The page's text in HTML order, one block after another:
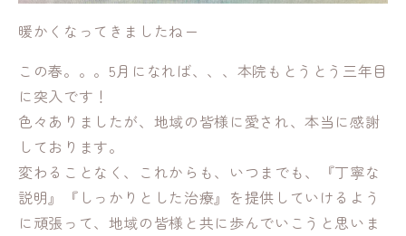
暖かくなってきましたねー
この春。。。5月になれば、、、本院もとうとう三年目
に突入です！
色々ありましたが、地域の皆様に愛され、本当に感謝
しております。
変わることなく、これからも、いつまでも、『丁寧な
説明』『しっかりとした治療』を提供していけるよう
に頑張って、地域の皆様と共に歩んでいこうと思いま